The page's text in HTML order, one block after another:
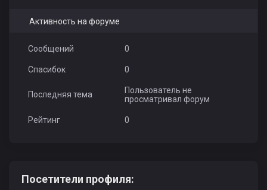
Активность на форуме
Сообщений 0
Спасибок 0
Последняя тема
Пользователь не
просматривал форум
Рейтинг 0
Посетители профиля: